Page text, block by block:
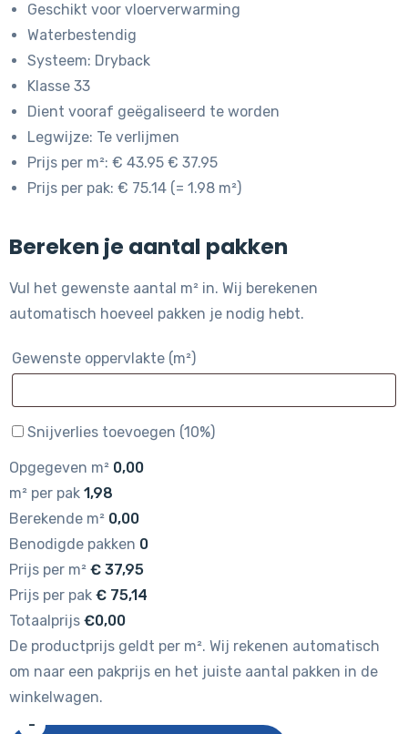
Geschikt voor vloerverwarming
Waterbestendig
Systeem: Dryback
Klasse 33
Dient vooraf geëgaliseerd te worden
Legwijze: Te verlijmen
Prijs per m²: € 43.95 € 37.95
Prijs per pak: € 75.14 (= 1.98 m²)
Bereken je aantal pakken
Vul het gewenste aantal m² in. Wij berekenen
automatisch hoeveel pakken je nodig hebt.
Gewenste oppervlakte (m²)
Snijverlies toevoegen (10%)
Opgegeven m² 0,00
m² per pak 1,98
Berekende m² 0,00
Benodigde pakken 0
Prijs per m² € 37,95
Prijs per pak € 75,14
Totaalprijs €0,00
De productprijs geldt per m². Wij rekenen automatisch
om naar een pakprijs en het juiste aantal pakken in de
winkelwagen.
-